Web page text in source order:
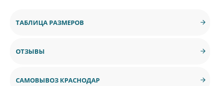
ТАБЛИЦА РАЗМЕРОВ
ОТЗЫВЫ
САМОВЫВОЗ КРАСНОДАР